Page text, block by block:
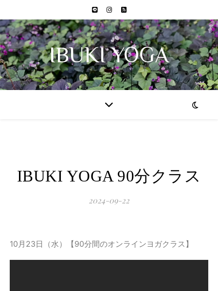
IBUKI YOGA
IBUKI YOGA 90分クラス
2024-09-22
10月23日（水）【90分間のオンラインヨガクラス】